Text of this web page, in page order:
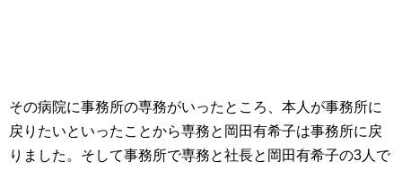
その病院に事務所の専務がいったところ、本人が事務所に
戻りたいといったことから専務と岡田有希子は事務所に戻
りました。そして事務所で専務と社長と岡田有希子の3人で